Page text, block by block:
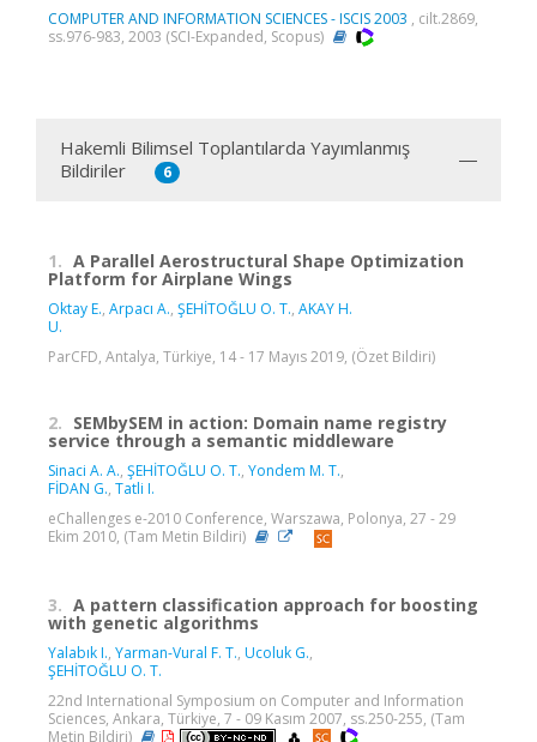
COMPUTER AND INFORMATION SCIENCES - ISCIS 2003 , cilt.2869,
ss.976-983, 2003 (SCI-Expanded, Scopus)
Hakemli Bilimsel Toplantılarda Yayımlanmış
Bildiriler
6
1. A Parallel Aerostructural Shape Optimization
Platform for Airplane Wings
Oktay E., Arpacı A., ŞEHİTOĞLU O. T., AKAY H.
U.
ParCFD, Antalya, Türkiye, 14 - 17 Mayıs 2019, (Özet Bildiri)
2. SEMbySEM in action: Domain name registry
service through a semantic middleware
Sinaci A. A., ŞEHİTOĞLU O. T., Yondem M. T.,
FİDAN G., Tatli I.
eChallenges e-2010 Conference, Warszawa, Polonya, 27 - 29
Ekim 2010, (Tam Metin Bildiri)
3. A pattern classification approach for boosting
with genetic algorithms
Yalabık I., Yarman-Vural F. T., Ucoluk G.,
ŞEHİTOĞLU O. T.
22nd International Symposium on Computer and Information
Sciences, Ankara, Türkiye, 7 - 09 Kasım 2007, ss.250-255, (Tam
Metin Bildiri)